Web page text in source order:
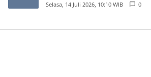
Selasa, 14 Juli 2026, 10:10 WIB 0